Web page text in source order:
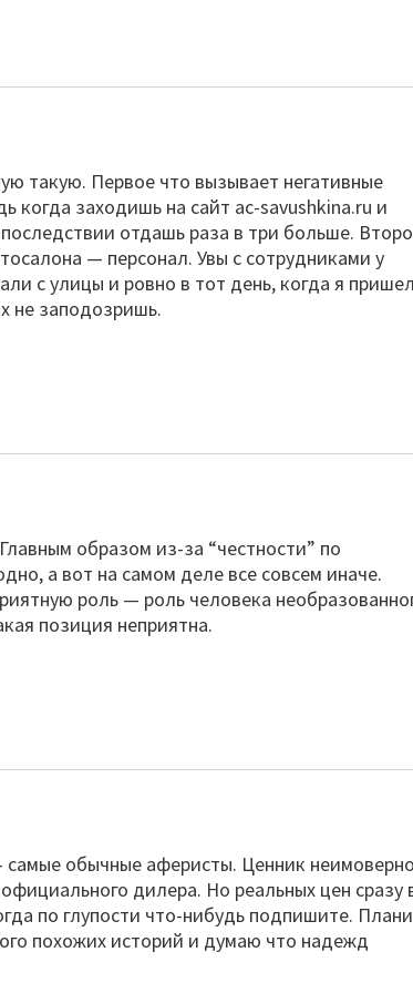
такую. Первое что вызывает негативные
когда заходишь на сайт ac-savushkina.ru и
отдашь раза в три больше.
— персонал. Увы с сотрудниками у
с улицы и ровно в тот день, когда я
не заподозришь.
образом из-за “честности” по
а вот на самом деле все совсем иначе.
роль — роль человека
позиция неприятна.
обычные аферисты. Ценник неимоверно
дилера. Но реальных цен сразу
по глупости что-нибудь подпишите.
похожих историй и думаю что надежд